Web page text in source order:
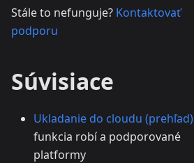
Stále to nefunguje? Kontaktovať
podporu
Súvisiace
Ukladanie do cloudu (prehľad)
funkcia robí a podporované
platformy